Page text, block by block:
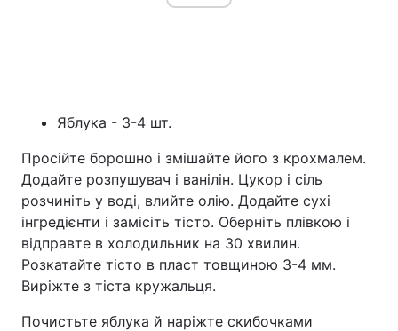
Яблука - 3-4 шт.
Просійте борошно і змішайте його з крохмалем.
Додайте розпушувач і ванілін. Цукор і сіль
розчиніть у воді, влийте олію. Додайте сухі
інгредієнти і замісіть тісто. Оберніть плівкою і
відправте в холодильник на 30 хвилин.
Розкатайте тісто в пласт товщиною 3-4 мм.
Виріжте з тіста кружальця.
Почистьте яблука й наріжте скибочками